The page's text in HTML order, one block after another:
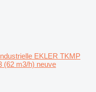
EKLER TKMP
(62 m3/h) neuve